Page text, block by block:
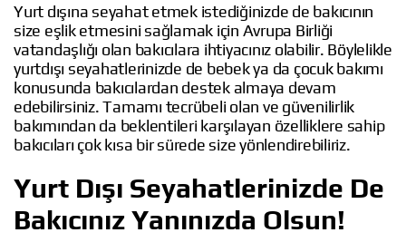
Yurt dışına seyahat etmek istediğinizde de bakıcının
size eşlik etmesini sağlamak için Avrupa Birliği
vatandaşlığı olan bakıcılara ihtiyacınız olabilir. Böylelikle
yurtdışı seyahatlerinizde de bebek ya da çocuk bakımı
konusunda bakıcılardan destek almaya devam
edebilirsiniz. Tamamı tecrübeli olan ve güvenilirlik
bakımından da beklentileri karşılayan özelliklere sahip
bakıcıları çok kısa bir sürede size yönlendirebiliriz.
Yurt Dışı Seyahatlerinizde De
Bakıcınız Yanınızda Olsun!